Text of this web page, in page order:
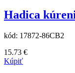
Hadica
kód: 17872-86CB2
15.73 €
Kúpiť